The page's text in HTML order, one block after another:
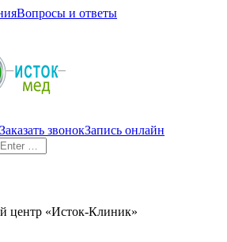
Вопросы и ответы
Заказать звонокЗапись онлайн
центр «Исток-Клиник»